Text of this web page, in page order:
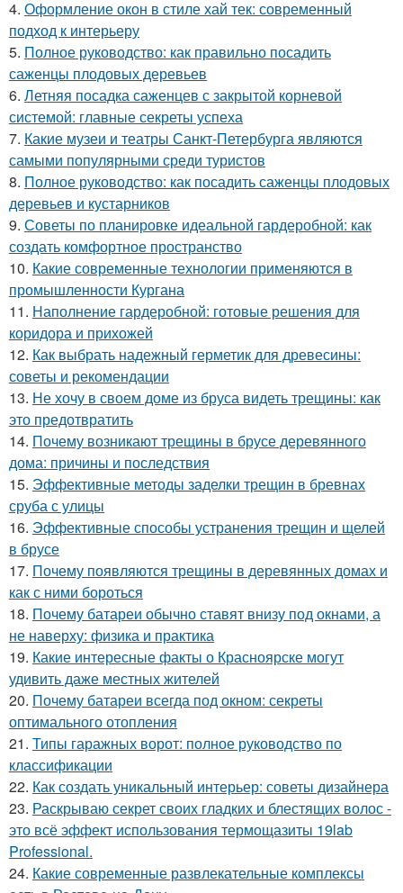
4. Оформление окон в стиле хай тек: современный
подход к интерьеру
5. Полное руководство: как правильно посадить
саженцы плодовых деревьев
6. Летняя посадка саженцев с закрытой корневой
системой: главные секреты успеха
7. Какие музеи и театры Санкт-Петербурга являются
самыми популярными среди туристов
8. Полное руководство: как посадить саженцы плодовых
деревьев и кустарников
9. Советы по планировке идеальной гардеробной: как
создать комфортное пространство
10. Какие современные технологии применяются в
промышленности Кургана
11. Наполнение гардеробной: готовые решения для
коридора и прихожей
12. Как выбрать надежный герметик для древесины:
советы и рекомендации
13. Не хочу в своем доме из бруса видеть трещины: как
это предотвратить
14. Почему возникают трещины в брусе деревянного
дома: причины и последствия
15. Эффективные методы заделки трещин в бревнах
сруба с улицы
16. Эффективные способы устранения трещин и щелей
в брусе
17. Почему появляются трещины в деревянных домах и
как с ними бороться
18. Почему батареи обычно ставят внизу под окнами, а
не наверху: физика и практика
19. Какие интересные факты о Красноярске могут
удивить даже местных жителей
20. Почему батареи всегда под окном: секреты
оптимального отопления
21. Типы гаражных ворот: полное руководство по
классификации
22. Как создать уникальный интерьер: советы дизайнера
23. Раскрываю секрет своих гладких и блестящих волос -
это всё эффект использования термощазиты 19lab
Professional.
24. Какие современные развлекательные комплексы